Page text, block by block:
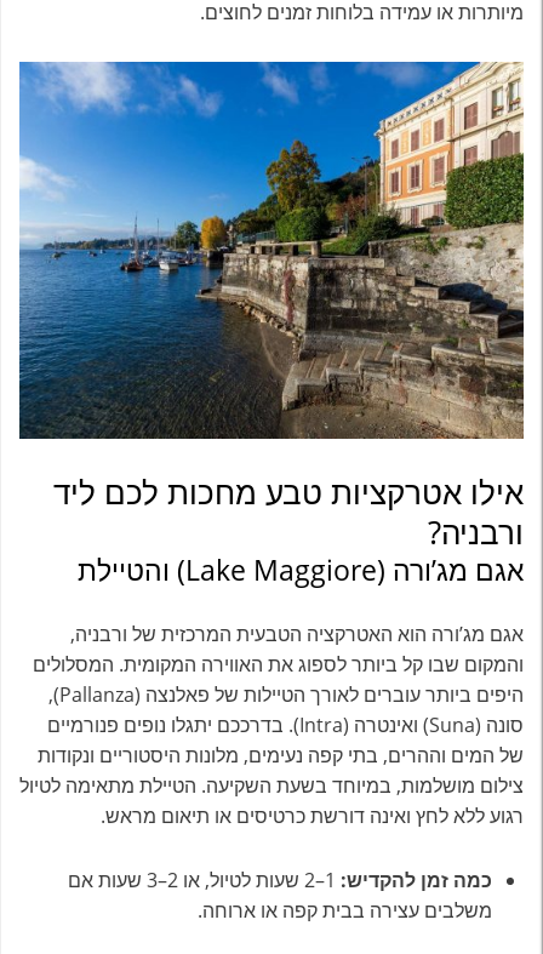
מיותרות או עמידה בלוחות זמנים לחוצים.
אילו אטרקציות טבע מחכות לכם ליד
ורבניה?
אגם מג’ורה (Lake Maggiore) והטיילת
אגם מג’ורה הוא האטרקציה הטבעית המרכזית של ורבניה,
והמקום שבו קל ביותר לספוג את האווירה המקומית. המסלולים
היפים ביותר עוברים לאורך הטיילות של פאלנצה (Pallanza),
סונה (Suna) ואינטרה (Intra). בדרככם יתגלו נופים פנורמיים
של המים וההרים, בתי קפה נעימים, מלונות היסטוריים ונקודות
צילום מושלמות, במיוחד בשעת השקיעה. הטיילת מתאימה לטיול
רגוע ללא לחץ ואינה דורשת כרטיסים או תיאום מראש.
כמה זמן להקדיש:
1–2 שעות לטיול, או 2–3 שעות אם
משלבים עצירה בבית קפה או ארוחה.